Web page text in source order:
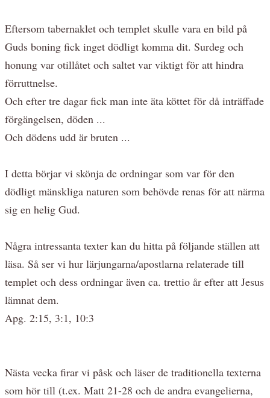
Eftersom tabernaklet och templet skulle vara en bild på
Guds boning fick inget dödligt komma dit. Surdeg och
honung var otillåtet och saltet var viktigt för att hindra
förruttnelse.
Och efter tre dagar fick man inte äta köttet för då inträffade
förgängelsen, döden ...
Och dödens udd är bruten ...
I detta börjar vi skönja de ordningar som var för den
dödligt mänskliga naturen som behövde renas för att närma
sig en helig Gud.
Några intressanta texter kan du hitta på följande ställen att
läsa. Så ser vi hur lärjungarna/apostlarna relaterade till
templet och dess ordningar även ca. trettio år efter att Jesus
lämnat dem.
Apg. 2:15, 3:1, 10:3
Nästa vecka firar vi påsk och läser de traditionella texterna
som hör till (t.ex. Matt 21-28 och de andra evangelierna,